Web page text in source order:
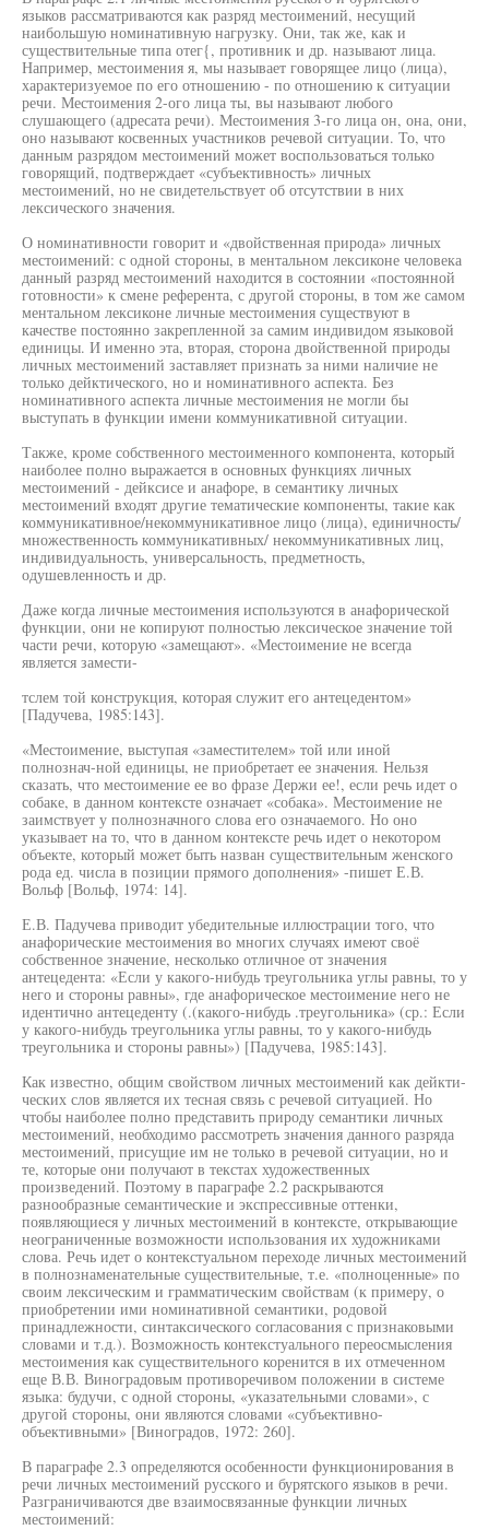
языков рассматриваются как разряд местоимений, несущий
наибольшую номинативную нагрузку. Они, так же, как и
существительные типа отег{, противник и др. называют лица.
Например, местоимения я, мы называет говорящее лицо (лица),
характеризуемое по его отношению - по отношению к ситуации
речи. Местоимения 2-ого лица ты, вы называют любого
слушающего (адресата речи). Местоимения 3-го лица он, она, они,
оно называют косвенных участников речевой ситуации. То, что
данным разрядом местоимений может воспользоваться только
говорящий, подтверждает «субъективность» личных
местоимений, но не свидетельствует об отсутствии в них
лексического значения.
О номинативности говорит и «двойственная природа» личных
местоимений: с одной стороны, в ментальном лексиконе человека
данный разряд местоимений находится в состоянии «постоянной
готовности» к смене референта, с другой стороны, в том же самом
ментальном лексиконе личные местоимения существуют в
качестве постоянно закрепленной за самим индивидом языковой
единицы. И именно эта, вторая, сторона двойственной природы
личных местоимений заставляет признать за ними наличие не
только дейктического, но и номинативного аспекта. Без
номинативного аспекта личные местоимения не могли бы
выступать в функции имени коммуникативной ситуации.
Также, кроме собственного местоименного компонента, который
наиболее полно выражается в основных функциях личных
местоимений - дейксисе и анафоре, в семантику личных
местоимений входят другие тематические компоненты, такие как
коммуникативное/некоммуникативное лицо (лица), единичность/
множественность коммуникативных/ некоммуникативных лиц,
индивидуальность, универсальность, предметность,
одушевленность и др.
Даже когда личные местоимения используются в анафорической
функции, они не копируют полностью лексическое значение той
части речи, которую «замещают». «Местоимение не всегда
является замести-
тслем той конструкция, которая служит его антецедентом»
[Падучева, 1985:143].
«Местоимение, выступая «заместителем» той или иной
полнознач-ной единицы, не приобретает ее значения. Нельзя
сказать, что местоимение ее во фразе Держи ее!, если речь идет о
собаке, в данном контексте означает «собака». Местоимение не
заимствует у полнозначного слова его означаемого. Но оно
указывает на то, что в данном контексте речь идет о некотором
объекте, который может быть назван существительным женского
рода ед. числа в позиции прямого дополнения» -пишет Е.В.
Вольф [Вольф, 1974: 14].
Е.В. Падучева приводит убедительные иллюстрации того, что
анафорические местоимения во многих случаях имеют своё
собственное значение, несколько отличное от значения
антецедента: «Если у какого-нибудь треугольника углы равны, то у
него и стороны равны», где анафорическое местоимение него не
идентично антецеденту (.(какого-нибудь .треугольника» (ср.: Если
у какого-нибудь треугольника углы равны, то у какого-нибудь
треугольника и стороны равны») [Падучева, 1985:143].
Как известно, общим свойством личных местоимений как дейкти-
ческих слов является их тесная связь с речевой ситуацией. Но
чтобы наиболее полно представить природу семантики личных
местоимений, необходимо рассмотреть значения данного разряда
местоимений, присущие им не только в речевой ситуации, но и
те, которые они получают в текстах художественных
произведений. Поэтому в параграфе 2.2 раскрываются
разнообразные семантические и экспрессивные оттенки,
появляющиеся у личных местоимений в контексте, открывающие
неограниченные возможности использования их художниками
слова. Речь идет о контекстуальном переходе личных местоимений
в полнознаменательные существительные, т.е. «полноценные» по
своим лексическим и грамматическим свойствам (к примеру, о
приобретении ими номинативной семантики, родовой
принадлежности, синтаксического согласования с признаковыми
словами и т.д.). Возможность контекстуального переосмысления
местоимения как существительного коренится в их отмеченном
еще В.В. Виноградовым противоречивом положении в системе
языка: будучи, с одной стороны, «указательными словами», с
другой стороны, они являются словами «субъективно-
объективными» [Виноградов, 1972: 260].
В параграфе 2.3 определяются особенности функционирования в
речи личных местоимений русского и бурятского языков в речи.
Разграничиваются две взаимосвязанные функции личных
местоимений: